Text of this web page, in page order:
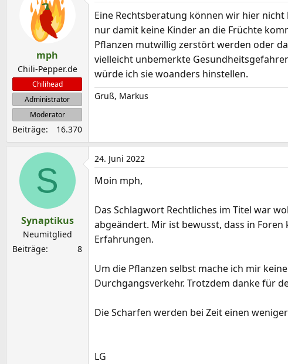
mph
Chili-Pepper.de
Chilihead
Administrator
Moderator
Beiträge 16.370
Eine Rechtsberatung können wir hier
nur damit keine Kinder an die Früchte
Pflanzen mutwillig zerstört werden oder
vielleicht unbemerkte
würde ich sie woanders hinstellen.
Gruß, Markus
S
Synaptikus
Neumitglied
Beiträge
8
24. Juni 2022
Moin mph,
Das Schlagwort Rechtliches im Titel war
abgeändert. Mir ist bewusst, dass in
Erfahrungen.
Um die Pflanzen selbst mache ich mir
Durchgangsverkehr. Trotzdem danke für
Die Scharfen werden bei Zeit einen
LG